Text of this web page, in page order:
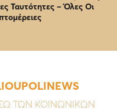
Ταυτότητες – Όλες Οι
ΤΩΝ ΚΟΙΝΩΝΙΚΩΝ